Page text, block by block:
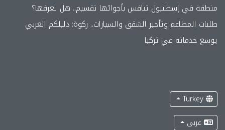
منطقة في إسطنبول تنافس بأجوائها تقسيم.. هل تعرفها؟
طلبات المطاعم وتأجير الشقق والسيارات.. ركوة: دليلكم العربي
يوسع خدماته في تركيا
Turkey
عربى